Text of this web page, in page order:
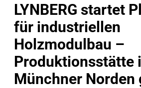
LYNBERG startet
für industriellen
Holzmodulbau –
Produktionsstätte
Münchner Norden